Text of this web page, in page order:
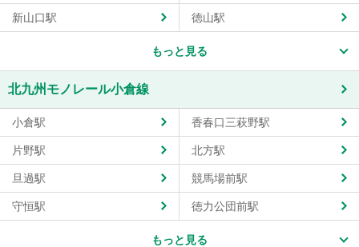
新山口駅 徳山駅
もっと見る
北九州モノレール小倉線
小倉駅 香春口三萩野駅
片野駅 北方駅
旦過駅 競馬場前駅
守恒駅 徳力公団前駅
もっと見る